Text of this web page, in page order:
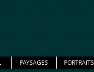
PAYSAGES PORTRAITS